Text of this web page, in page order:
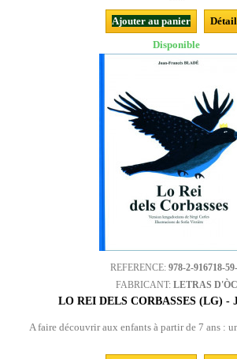
Ajouter au panier
Disponible
REFERENCE: 978-2-916718-
FABRICANT: LETRAS D'ÒC
LO REI DELS CORBASSES (LG) -
A faire découvrir aux enfants à partir de 7 ans :